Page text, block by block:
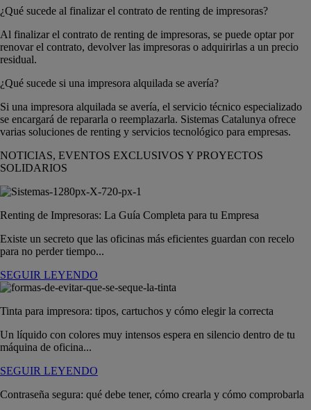
¿Qué sucede al finalizar el contrato de renting de impresoras?
Al finalizar el contrato de renting de impresoras, se puede optar por
renovar el contrato, devolver las impresoras o adquirirlas a un precio
residual.
¿Qué sucede si una impresora alquilada se avería?
Si una impresora alquilada se avería, el servicio técnico especializado
se encargará de repararla o reemplazarla. Sistemas Catalunya ofrece
varias soluciones de renting y servicios tecnológico para empresas.
NOTICIAS, EVENTOS EXCLUSIVOS Y PROYECTOS
SOLIDARIOS
Renting de Impresoras: La Guía Completa para tu Empresa
Existe un secreto que las oficinas más eficientes guardan con recelo
para no perder tiempo...
SEGUIR LEYENDO
Tinta para impresora: tipos, cartuchos y cómo elegir la correcta
Un líquido con colores muy intensos espera en silencio dentro de tu
máquina de oficina...
SEGUIR LEYENDO
Contraseña segura: qué debe tener, cómo crearla y cómo comprobarla